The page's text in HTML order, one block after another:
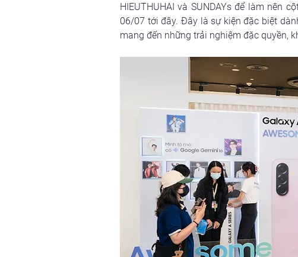
HIEUTHUHAI và SUNDAYs để làm nên
06/07 tới đây. Đây là sự kiện đặc biệt
mang đến những trải nghiệm đặc quyền,